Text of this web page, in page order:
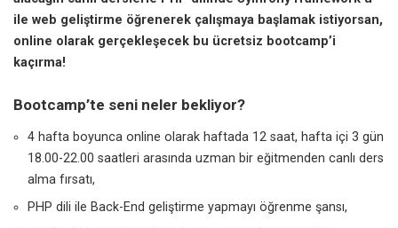
ile web geliştirme öğrenerek çalışmaya başlamak istiyorsan,
online olarak gerçekleşecek bu ücretsiz bootcamp’i
kaçırma!
Bootcamp’te seni neler bekliyor?
4 hafta boyunca online olarak haftada 12 saat, hafta içi 3 gün
18.00-22.00 saatleri arasında uzman bir eğitmenden canlı ders
alma fırsatı,
PHP dili ile Back-End geliştirme yapmayı öğrenme şansı,